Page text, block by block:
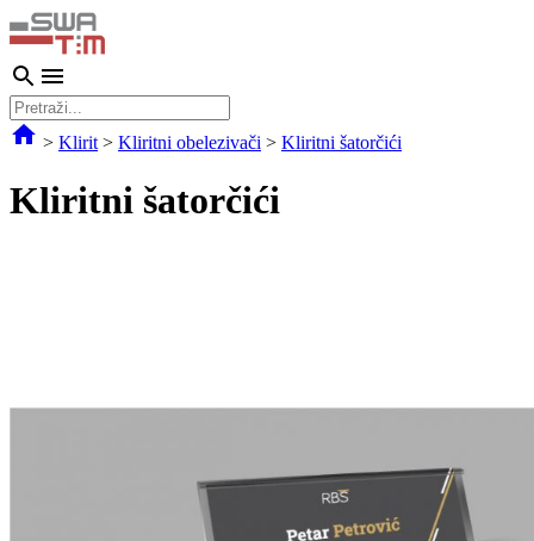
> Klirit > Kliritni obelezivači > Kliritni šatorčići
Kliritni šatorčići